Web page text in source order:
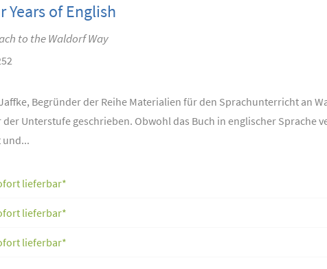
Years of English
to the Waldorf Way
Begründer der Reihe Materialien für den Sprachunterricht an
Unterstufe geschrieben. Obwohl das Buch in englischer Sprache
lieferbar*
lieferbar*
lieferbar*